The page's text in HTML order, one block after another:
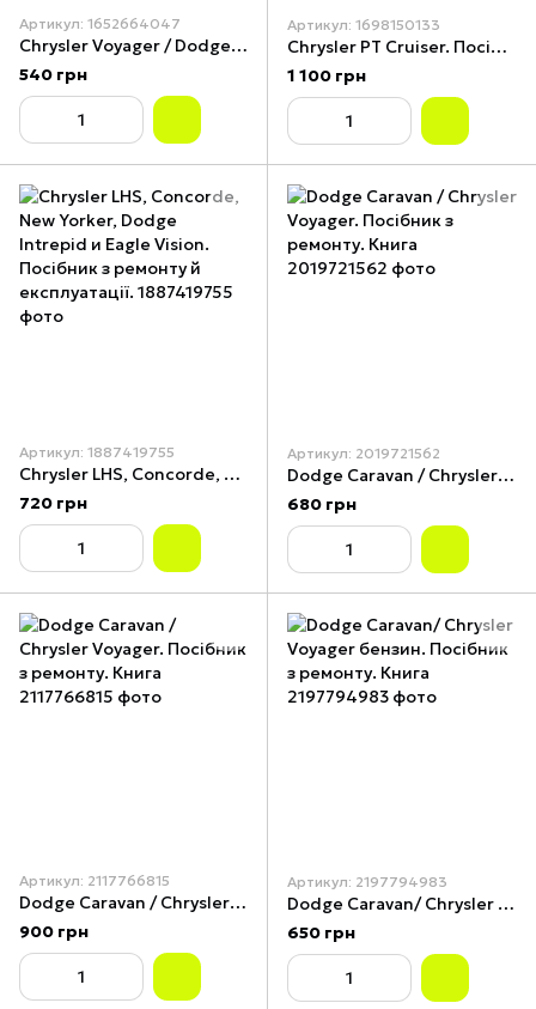
Артикул: 1652664047
Chrysler Voyager / Dodge Caravan. Посібник з ремонту. Книга
540 грн
Артикул: 1698150133
Chrysler PT Cruiser. Посібник з ремонту й експлуатації. Книга
1 100 грн
Артикул: 1887419755
Chrysler LHS, Concorde, New Yorker, Dodge Intrepid и Eagle Vision. Посібник з ремонту й експлуатації.
720 грн
Артикул: 2019721562
Dodge Caravan / Chrysler Voyager. Посібник з ремонту. Книга
680 грн
Артикул: 2117766815
Dodge Caravan / Chrysler Voyager. Посібник з ремонту. Книга
900 грн
Артикул: 2197794983
Dodge Caravan/ Chrysler Voyager бензин. Посібник з ремонту. Книга
650 грн